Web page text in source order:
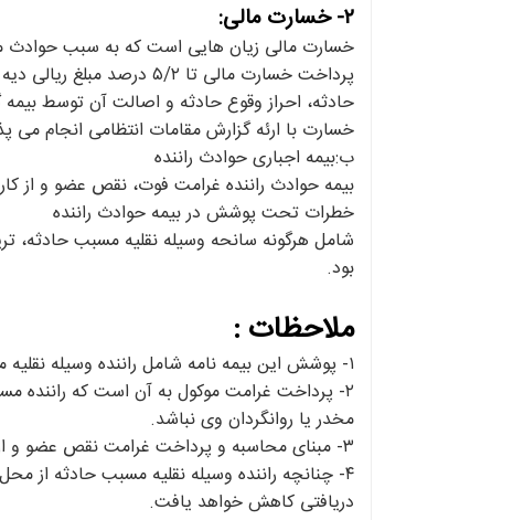
۲- خسارت مالی:
خسارت مالی زیان هایی است که به سبب حوادث
پرداخت خسارت مالی تا
حادثه، احراز وقوع حادثه و اصالت آن توسط
خسارت با ارئه گزارش مقامات انتظامی انجام می
ب:بیمه اجباری حوادث راننده
بیمه حوادث راننده غرامت فوت، نقص عضو و از
خطرات تحت پوشش در بیمه حوادث راننده
شامل هرگونه سانحه وسیله نقلیه مسبب حادثه،
بود.
ملاحظات :
۱- پوشش این بیمه نامه شامل راننده وسیله نقلیه مسبب حادثه می باشد اعم از اینکه راننده داخل یا خارج از وسیله نقلیه باشد.
۲- پرداخت غرامت موکول به آن است که راننده
مخدر یا روانگردان وی نباشد.
۳- مبنای محاسبه و پرداخت غرامت نقص عضو و از کار افتادگی این بیمه نامه ضوابط مندرج در آیین نامه های مصوب شورای عالی بیمه است.
۴- چنانچه راننده وسیله نقلیه مسبب حادثه از
دریافتی کاهش خواهد یافت.